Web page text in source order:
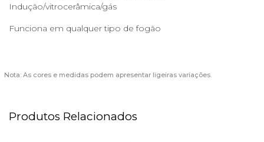
Indução/vitrocerâmica/gás
Funciona em qualquer tipo de fogão
Nota: As cores e medidas podem apresentar ligeiras variações.
Produtos Relacionados